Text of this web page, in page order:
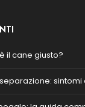
il cane giusto?